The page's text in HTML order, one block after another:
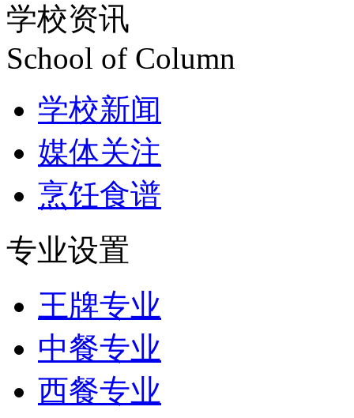
学校资讯
School of Column
学校新闻
媒体关注
烹饪食谱
专业设置
王牌专业
中餐专业
西餐专业